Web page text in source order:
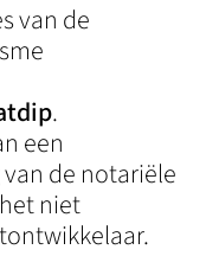
van de
.
een
de notariële
niet